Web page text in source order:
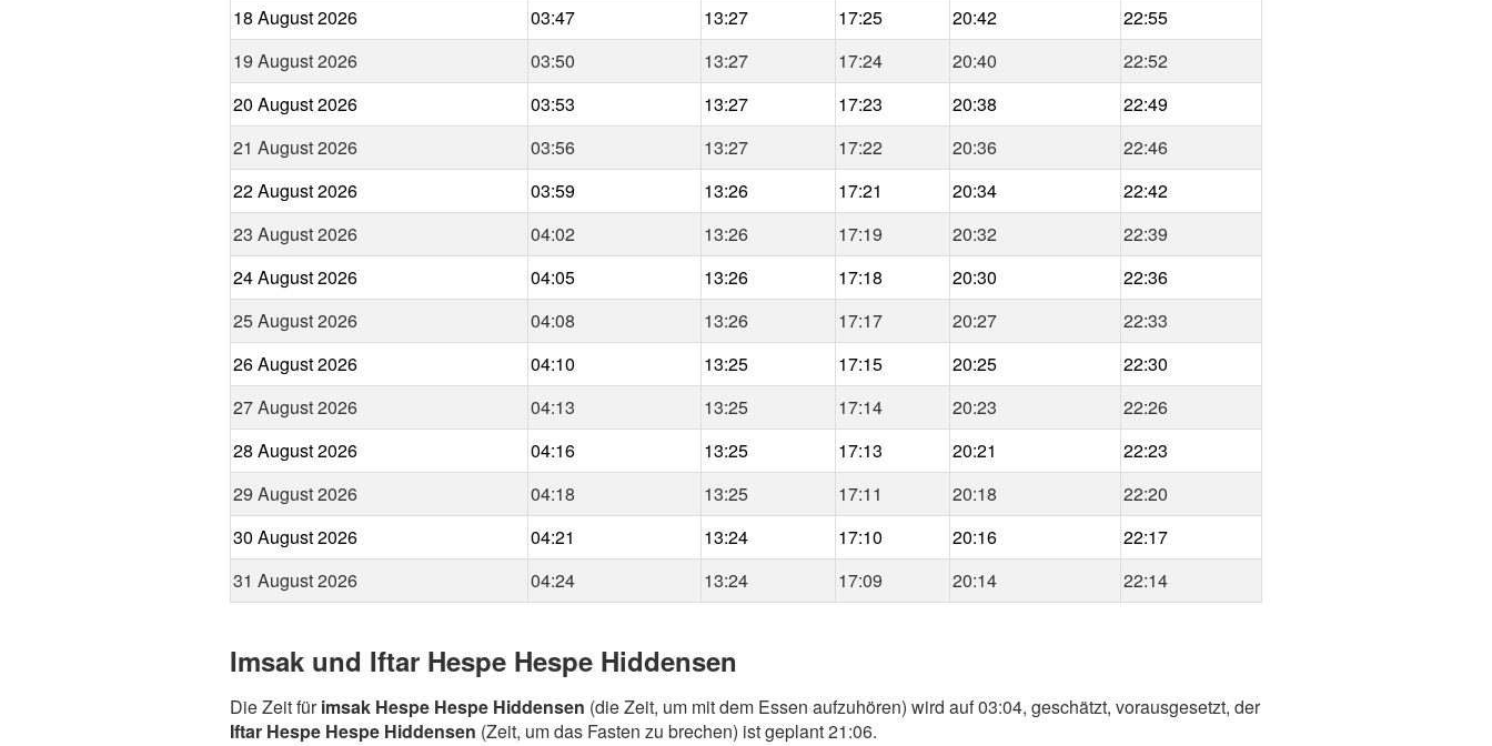
18 August 2026
03:47 13:27 17:25 20:42
22:55
19 August 2026
03:50 13:27 17:24 20:40
22:52
20 August 2026
03:53 13:27 17:23 20:38
22:49
21 August 2026
03:56 13:27 17:22 20:36
22:46
22 August 2026
03:59 13:26 17:21 20:34
22:42
23 August 2026
04:02 13:26 17:19 20:32
22:39
24 August 2026
04:05 13:26 17:18 20:30
22:36
25 August 2026
04:08 13:26 17:17 20:27
22:33
26 August 2026
04:10 13:25 17:15 20:25
22:30
27 August 2026
04:13 13:25 17:14 20:23
22:26
28 August 2026
04:16 13:25 17:13 20:21
22:23
29 August 2026
04:18 13:25 17:11 20:18
22:20
30 August 2026
04:21 13:24 17:10 20:16
22:17
31 August 2026
04:24 13:24 17:09 20:14 22:14
Imsak und Iftar Hespe Hespe Hiddensen
Die Zeit fürimsak Hespe Hespe Hiddensen (die Zeit, um mit dem Essen aufzuhören) wird auf 03:04, geschätzt, vorausgesetzt, der
Iftar Hespe Hespe Hiddensen (Zeit, um das Fasten zu brechen) ist geplant 21:06.